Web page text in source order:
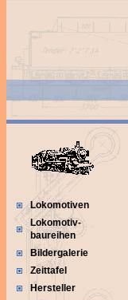
Lokomotiven
Lokomotiv-
baureihen
Bildergalerie
Zeittafel
Hersteller